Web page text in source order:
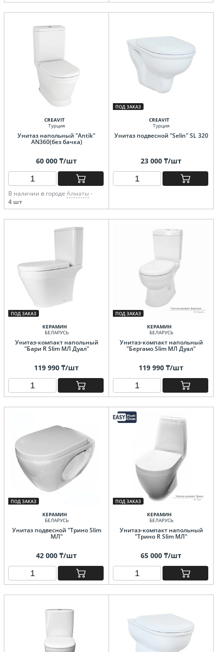
CREAVIT
Турция
Унитаз напольный "Antik"
AN360(без бачка)
60 000 ₸/шт
В наличии в городе Алматы -
4 шт
ПОД ЗАКАЗ
CREAVIT
Турция
Унитаз подвесной "Selin" SL 320
23 000 ₸/шт
ПОД ЗАКАЗ
КЕРАМИН
БЕЛАРУСЬ
Унитаз-компакт напольный
"Бари R Slim МЛ Дуал"
119 990 ₸/шт
ПОД ЗАКАЗ
КЕРАМИН
БЕЛАРУСЬ
Унитаз-компакт напольный
"Бергамо Slim МЛ Дуал"
119 990 ₸/шт
ПОД ЗАКАЗ
КЕРАМИН
БЕЛАРУСЬ
Унитаз подвесной "Трино Slim
МЛ"
42 000 ₸/шт
ПОД ЗАКАЗ
КЕРАМИН
БЕЛАРУСЬ
Унитаз-компакт напольный
"Трино R Slim МЛ"
65 000 ₸/шт